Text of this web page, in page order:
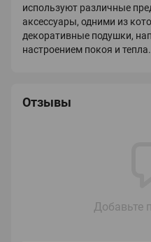
используют различные
аксессуары, одними из
декоративные подушки,
настроением покоя и тепла.
Отзывы
Добавьте